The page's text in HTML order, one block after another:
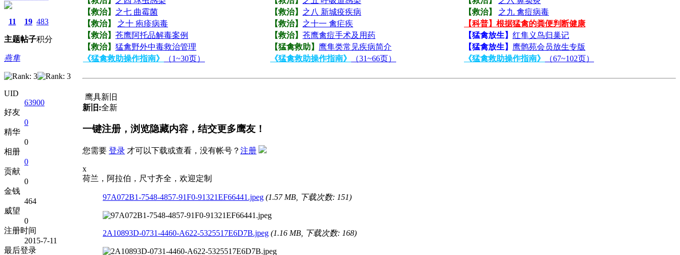
11
主题
19
帖子
483
积分
燕隼
UID
63900
好友
0
精华
0
相册
0
贡献
0
金钱
464
威望
0
注册时间
2015-7-11
最后登录
【救治】 之七 曲霉菌 【救治】 之八 新城疫疾病 【救治】 之九 禽痘病毒
【救治】 之十 疱疹病毒 【救治】 之十一 禽疟疾
【科普】根据猛禽的粪便判断健康
【救治】 苍鹰阿托品解毒案例 【救治】 苍鹰禽痘手术及用药 【猛禽放生】 红隼义鸟归巢记
【救治】 猛禽野外中毒救治管理 【猛禽救助】 鹰隼类常见疾病简介 【猛禽放生】 鹰鹘苑会员放生专版
《猛禽救助操作指南》
（1~30页） 《猛禽救助操作指南》 （31~66页） 《猛禽救助操作指南》 （67~102页）
鹰具新旧
新旧:全新
一键注册，浏览隐藏内容，结交更多鹰友！
您需要 登录 才可以下载或查看，没有帐号？ 注册
x
荷兰，阿拉伯，尺寸齐全，欢迎定制
97A072B1-7548-4857-91F0-91321EF66441.jpeg (1.57 MB, 下载次数: 151)
2A10893D-0731-4460-A622-5325517E6D7B.jpeg (1.16 MB, 下载次数: 168)